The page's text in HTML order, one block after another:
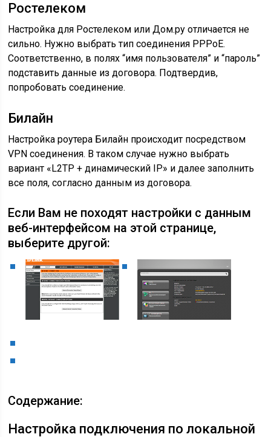
Ростелеком
Настройка для Ростелеком или Дом.ру отличается не
сильно. Нужно выбрать тип соединения РРРоЕ.
Соответственно, в полях “имя пользователя” и “пароль”
подставить данные из договора. Подтвердив,
попробовать соединение.
Билайн
Настройка роутера Билайн происходит посредством
VPN соединения. В таком случае нужно выбрать
вариант «L2TР + динамический IP» и далее заполнить
все поля, согласно данным из договора.
Если Вам не походят настройки с данным
веб-интерфейсом на этой странице,
выберите другой:
Содержание:
Настройка подключения по локальной